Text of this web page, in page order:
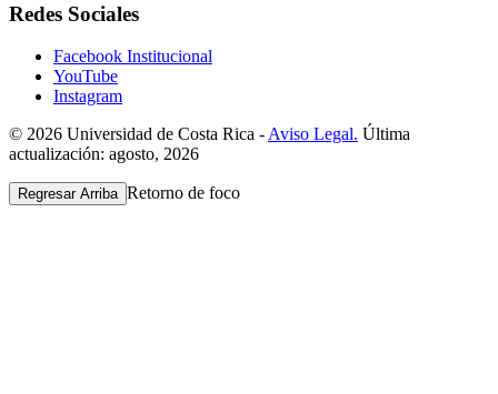
Redes Sociales
Facebook Institucional
YouTube
Instagram
© 2026 Universidad de Costa Rica -Aviso Legal. Última
actualización: agosto, 2026
Regresar Arriba Retorno de foco